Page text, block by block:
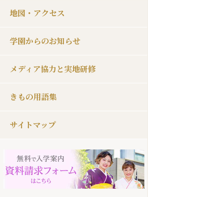
地図・アクセス
学園からのお知らせ
メディア協力と実地研修
きもの用語集
サイトマップ